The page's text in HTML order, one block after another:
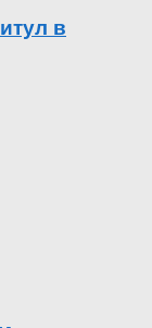
в